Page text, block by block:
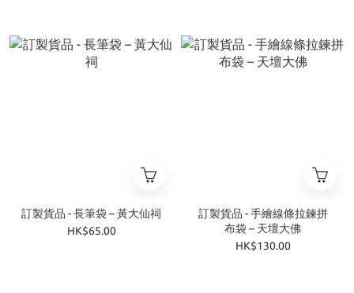
訂製貨品 - 長筆袋 – 黃大仙祠
HK$65.00
訂製貨品 - 手繪線條拉鍊拼
布袋 – 天壇大佛
HK$130.00